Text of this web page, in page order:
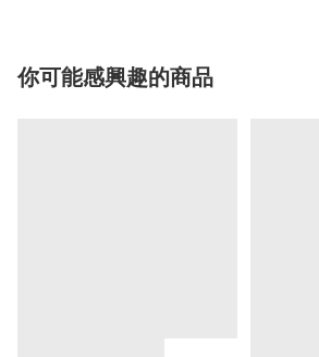
你可能感興趣的商品